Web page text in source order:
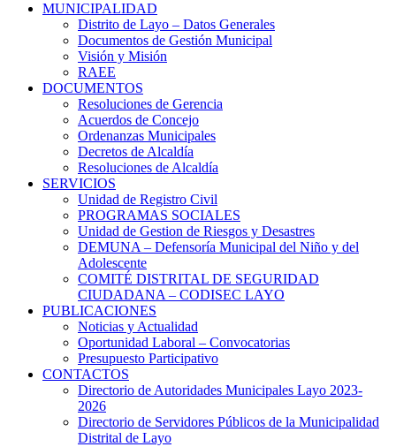
MUNICIPALIDAD
Distrito de Layo – Datos Generales
Documentos de Gestión Municipal
Visión y Misión
RAEE
DOCUMENTOS
Resoluciones de Gerencia
Acuerdos de Concejo
Ordenanzas Municipales
Decretos de Alcaldía
Resoluciones de Alcaldía
SERVICIOS
Unidad de Registro Civil
PROGRAMAS SOCIALES
Unidad de Gestion de Riesgos y Desastres
DEMUNA – Defensoría Municipal del Niño y del
Adolescente
COMITÉ DISTRITAL DE SEGURIDAD
CIUDADANA – CODISEC LAYO
PUBLICACIONES
Noticias y Actualidad
Oportunidad Laboral – Convocatorias
Presupuesto Participativo
CONTACTOS
Directorio de Autoridades Municipales Layo 2023-
2026
Directorio de Servidores Públicos de la Municipalidad
Distrital de Layo